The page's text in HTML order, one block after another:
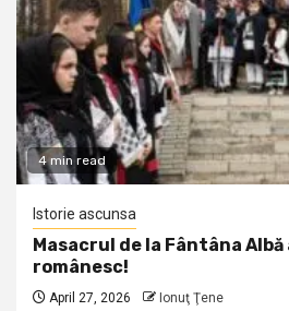
4 min read
Istorie ascunsa
Masacrul de la Fântâna
românesc!
April 27, 2026 Ionuţ Ţene